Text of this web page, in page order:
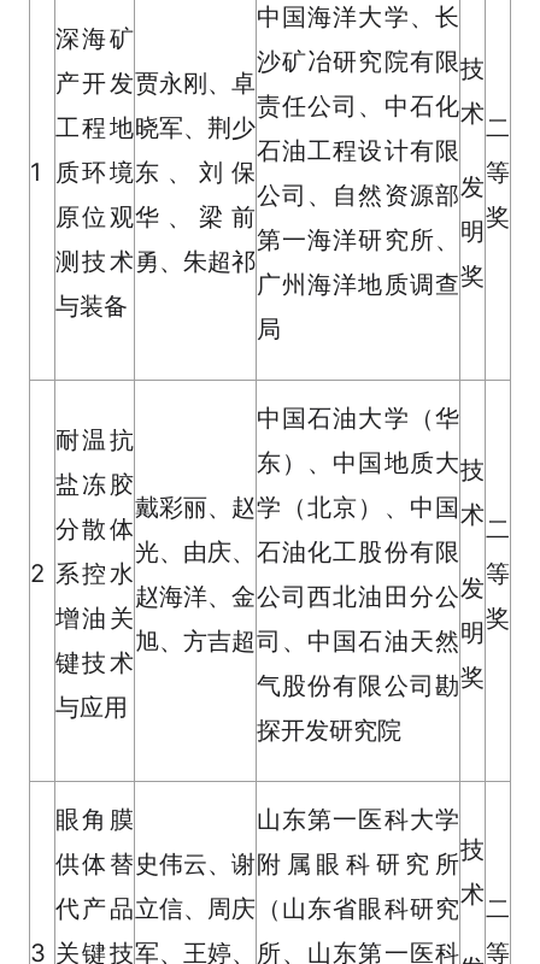
1
深海矿
产开发
工程地
质环境
原位观
测技术
与装备
贾永刚、卓
晓军、荆少
东、刘保
华、梁前
勇、朱超祁
中国海洋大学、长
沙矿冶研究院有限
责任公司、中石化
石油工程设计有限
公司、自然资源部
第一海洋研究所、
广州海洋地质调查
局
技
术
发
明
奖
二
等
奖
2
耐温抗
盐冻胶
分散体
系控水
增油关
键技术
与应用
戴彩丽、赵
光、由庆、
赵海洋、金
旭、方吉超
中国石油大学（华
东）、中国地质大
学（北京）、中国
石油化工股份有限
公司西北油田分公
司、中国石油天然
气股份有限公司勘
探开发研究院
技
术
发
明
奖
二
等
奖
3
眼角膜
供体替
代产品
关键技
史伟云、谢
立信、周庆
军、王婷、
山东第一医科大学
附属眼科研究所
（山东省眼科研究
所、山东第一医科
技
术二
等